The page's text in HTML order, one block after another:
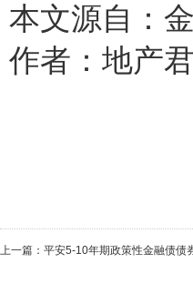
本文源自：
作者：地产君
上一篇： 平安5-10年期政策性金融债债